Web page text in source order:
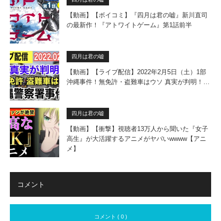
【動画】【ボイコミ】『四月は君の嘘』新川直司
の最新作！『アトワイトゲーム』第1話前半
四月は君の嘘
【動画】【ライブ配信】2022年2月5日（土）1部
沖縄事件！無免許・盗難車はウソ 真実が判明！…
四月は君の嘘
【動画】【衝撃】視聴者13万人から聞いた『女子
高生』が大活躍するアニメがヤバいwwww【アニ
メ】
コメント
コメント ( 0 )